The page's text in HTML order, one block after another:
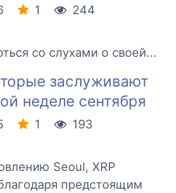
1
244
со слухами о своей...
заслуживают
неделе сентября
1
193
Seoul, XRP
предстоящим